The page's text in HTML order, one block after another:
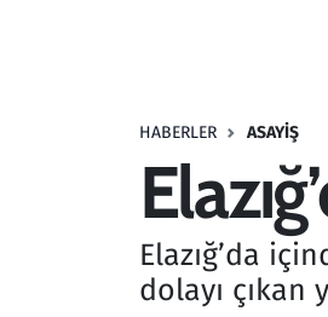
HABERLER ASAYIŞ
Elazığ’da
dolayı
Savunma Sanayi
Seçim 2023